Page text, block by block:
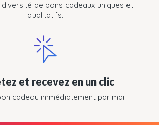
de bons cadeaux uniques et
qualitatifs.
et recevez en un clic
cadeau immédiatement par mail